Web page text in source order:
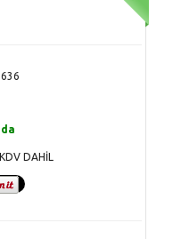
KDV DAHİL